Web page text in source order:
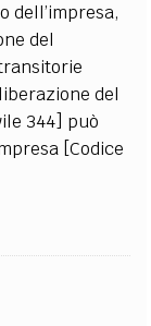
dell’impresa,
del
del
344] può
[Codice